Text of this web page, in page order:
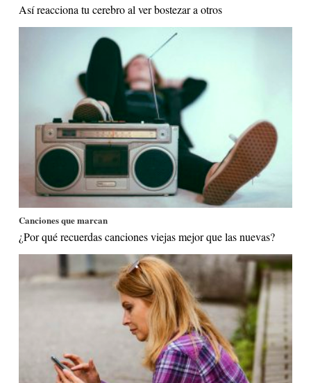
Así reacciona tu cerebro al ver bostezar a otros
Canciones que marcan
¿Por qué recuerdas canciones viejas mejor que las nuevas?